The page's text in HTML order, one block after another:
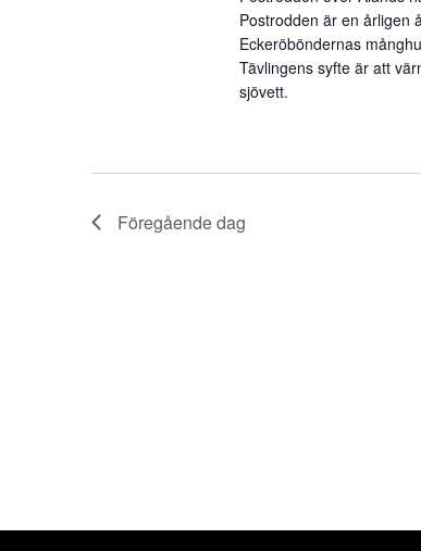
Postrodden är en årligen
Eckeröböndernas
Tävlingens syfte är att
sjövett.
Föregående dag